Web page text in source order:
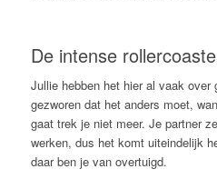
De intense
Jullie hebben het hier al vaak over
gezworen dat het anders moet,
gaat trek je niet meer. Je partner
werken, dus het komt uiteindelijk
daar ben je van overtuigd.